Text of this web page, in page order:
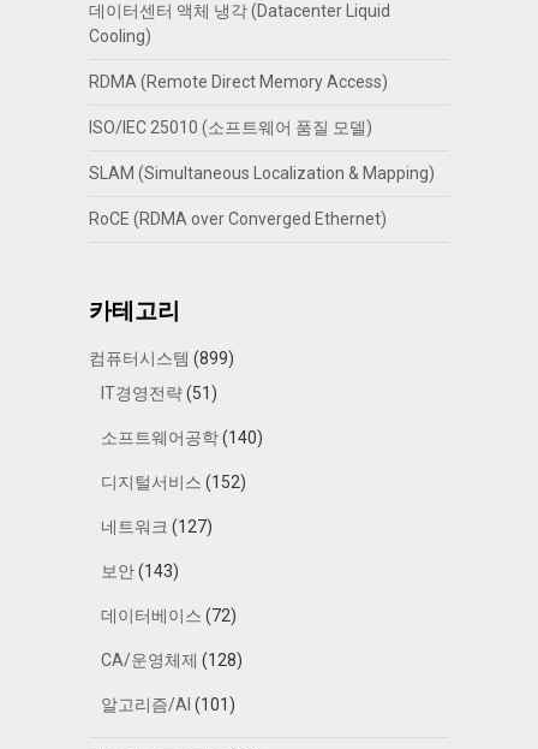
데이터센터 액체 냉각 (Datacenter Liquid
Cooling)
RDMA (Remote Direct Memory Access)
ISO/IEC 25010 (소프트웨어 품질 모델)
SLAM (Simultaneous Localization & Mapping)
RoCE (RDMA over Converged Ethernet)
카테고리
컴퓨터시스템 (899)
IT경영전략(51)
소프트웨어공학(140)
디지털서비스 (152)
네트워크 (127)
보안(143)
데이터베이스 (72)
CA/운영체제 (128)
알고리즘/AI (101)